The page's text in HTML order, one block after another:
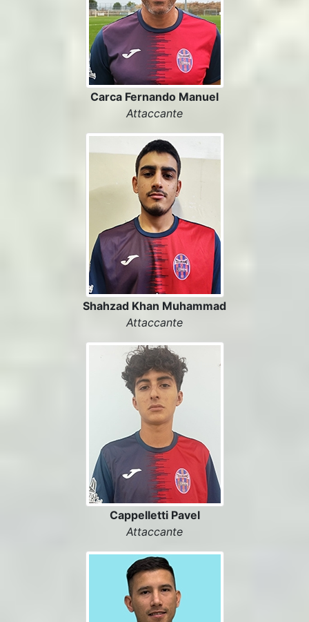
Carca Fernando Manuel
Attaccante
Shahzad Khan Muhammad
Attaccante
Cappelletti Pavel
Attaccante